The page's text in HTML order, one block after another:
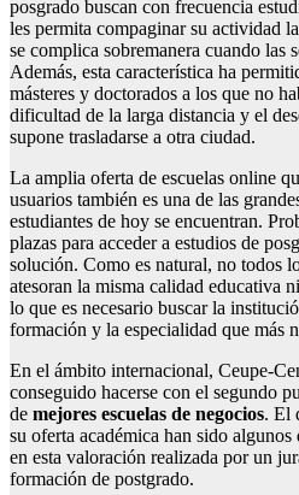
posgrado buscan con frecuencia
les permita compaginar su actividad
se complica sobremanera cuando las
Además, esta característica ha
másteres y doctorados a los que no
dificultad de la larga distancia y el
supone trasladarse a otra ciudad.
La amplia oferta de escuelas online
usuarios también es una de las
estudiantes de hoy se encuentran.
plazas para acceder a estudios de
solución. Como es natural, no todos
atesoran la misma calidad educativa
lo que es necesario buscar la
formación y la especialidad que más
En el ámbito internacional, Ceupe-
conseguido hacerse con el segundo
de mejores escuelas de negocios. El
su oferta académica han sido
en esta valoración realizada por un
formación de postgrado.